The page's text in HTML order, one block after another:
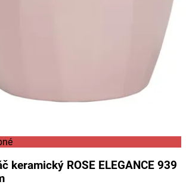
keramický ROSE ELEGANCE 939